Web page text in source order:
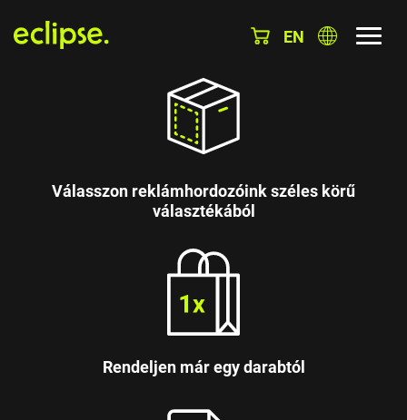
EN
Válasszon reklámhordozóink széles körű
választékából
Rendeljen már egy darabtól